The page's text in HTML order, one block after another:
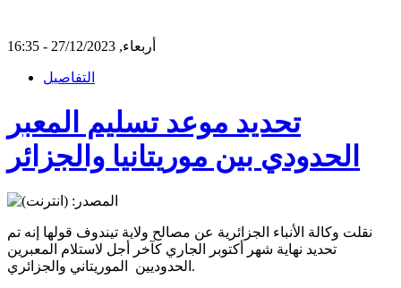
أربعاء, 27/12/2023 - 16:35
التفاصيل
تحديد موعد تسليم المعبر
الحدودي بين موريتانيا والجزائر
نقلت وكالة الأنباء الجزائرية عن مصالح ولاية تيندوف قولها إنه تم
تحديد نهاية شهر أكتوبر الجاري كآخر أجل لاستلام المعبرين
الحدوديين الموريتاني والجزائري.